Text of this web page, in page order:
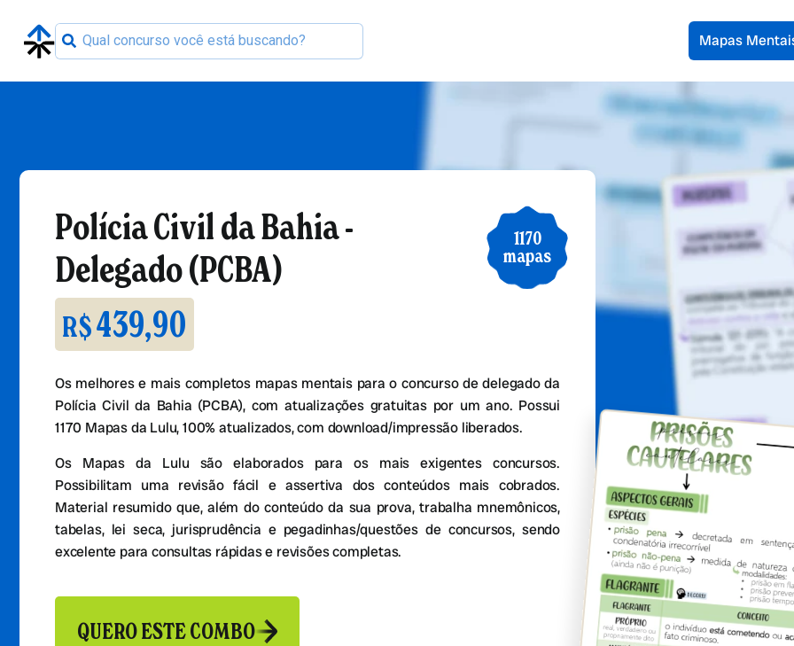
Mapas
1170
mapas
Polícia Civil da Bahia -
Delegado (PCBA)
R$439,90
Os melhores e mais completos mapas mentais para o concurso de delegado da
Polícia Civil da Bahia (PCBA), com atualizações gratuitas por um ano. Possui
1170 Mapas da Lulu, 100% atualizados, com download/impressão liberados.
Os Mapas da Lulu são elaborados para os mais exigentes concursos.
Possibilitam uma revisão fácil e assertiva dos conteúdos mais cobrados.
Material resumido que, além do conteúdo da sua prova, trabalha mnemônicos,
tabelas, lei seca, jurisprudência e pegadinhas/questões de concursos, sendo
excelente para consultas rápidas e revisões completas.
QUERO ESTE COMBO